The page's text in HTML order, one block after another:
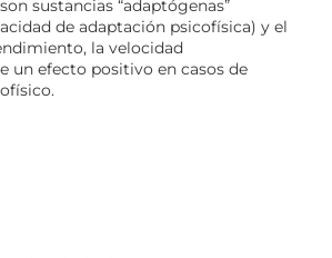
sustancias “adaptógenas”
de adaptación psicofísica) y el
la velocidad
un efecto positivo en casos de